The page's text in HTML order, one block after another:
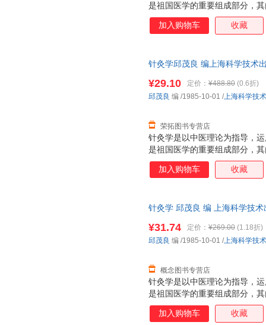
是祖国医学的重要组成部分，
等部分。 针灸具有适应证广、
年来深受广大劳动人民的欢迎
展规律等方面探索，远在文字
通过长期的实践，从各种树枝
具、材料的逐步改革，扩大了
加入购物车 收藏
针灸学邱茂良 编上海科学技术
针灸学是以中医理论为指导，
是祖国医学的重要组成部分，
等部分。 针灸具有适应证广、
年来深受广大劳动人民的欢迎
展规律等方面探索，远在文字
通过长期的实践，从各种树枝
具、材料的逐步改革，扩大了
¥29.10 定价： ¥488.80 (0.6折)
荣拓图书专营店
邱茂良 编 /1985-10-01 /上海科学技
加入购物车 收藏
针灸学 邱茂良 编 上海科学技
针灸学是以中医理论为指导，
是祖国医学的重要组成部分，
等部分。 针灸具有适应证广、
年来深受广大劳动人民的欢迎
¥31.74 定价： ¥269.00 (1.18折)
概念图书专营店
邱茂良 编 /1985-10-01 /上海科学技
加入购物车 收藏